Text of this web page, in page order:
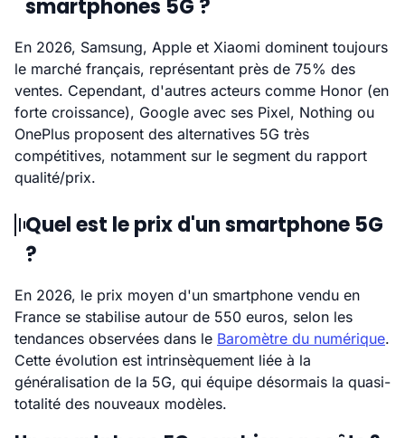
smartphones 5G ?
En 2026, Samsung, Apple et Xiaomi dominent toujours
le marché français, représentant près de 75% des
ventes. Cependant, d'autres acteurs comme Honor (en
forte croissance), Google avec ses Pixel, Nothing ou
OnePlus proposent des alternatives 5G très
compétitives, notamment sur le segment du rapport
qualité/prix.
Quel est le prix d'un smartphone 5G
?
En 2026, le prix moyen d'un smartphone vendu en
France se stabilise autour de 550 euros, selon les
tendances observées dans le Baromètre du numérique.
Cette évolution est intrinsèquement liée à la
généralisation de la 5G, qui équipe désormais la quasi-
totalité des nouveaux modèles.